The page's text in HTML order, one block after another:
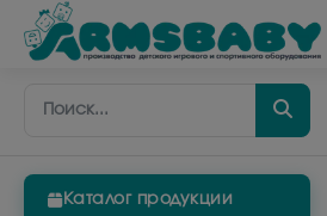
Каталог продукции